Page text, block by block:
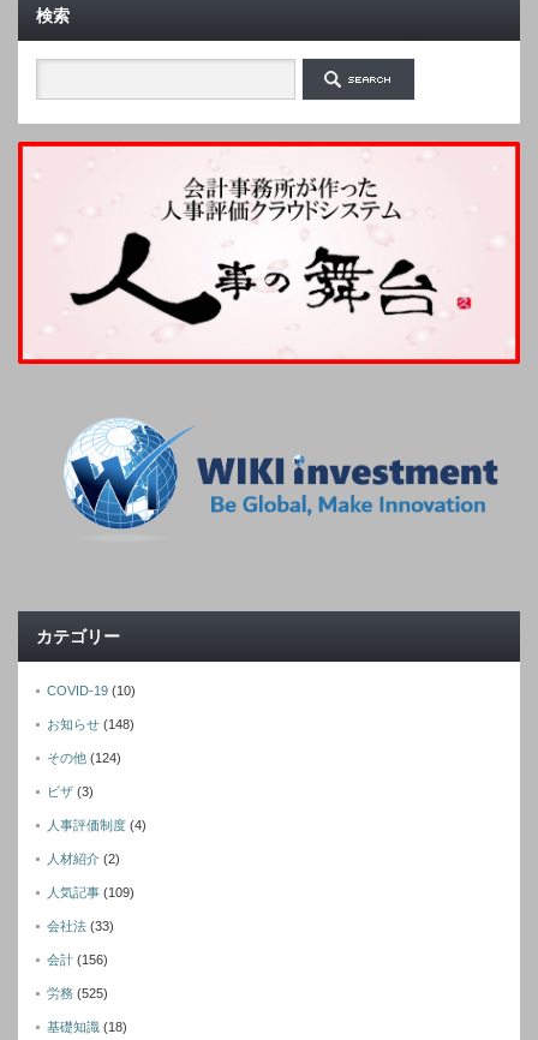
検索
カテゴリー
COVID-19 (10)
お知らせ (148)
その他 (124)
ビザ (3)
人事評価制度 (4)
人材紹介 (2)
人気記事 (109)
会社法 (33)
会計 (156)
労務 (525)
基礎知識 (18)